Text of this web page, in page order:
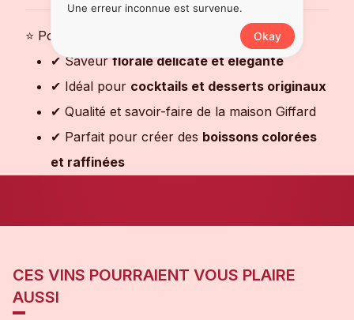
⭐ Pourquoi choisir ce sirop ?
✔ Saveurflorale délicate et élégante
✔ Idéal pour cocktails et desserts originaux
✔ Qualité et savoir-faire de la maison Giffard
✔ Parfait pour créer des boissons colorées
et raffinées
CES VINS POURRAIENT VOUS PLAIRE
AUSSI
Une erreur inconnue est survenue.
Okay